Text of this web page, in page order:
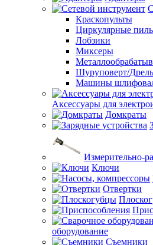
Краскопульты
Циркулярные
Лобзики
Миксеры
Шуруповерт/
Машины
Аксессуары для
Домкраты
Измерительно-
Ключи
Отвертки
оборудование
Съемники